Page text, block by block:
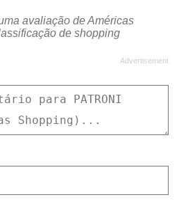
avaliação de Américas
de shopping